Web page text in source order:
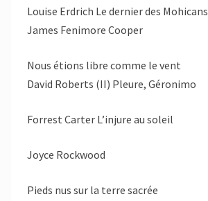
Louise Erdrich Le dernier des Mohicans
James Fenimore Cooper
Nous étions libre comme le vent
David Roberts (II) Pleure, Géronimo
Forrest Carter L’injure au soleil
Joyce Rockwood
Pieds nus sur la terre sacrée